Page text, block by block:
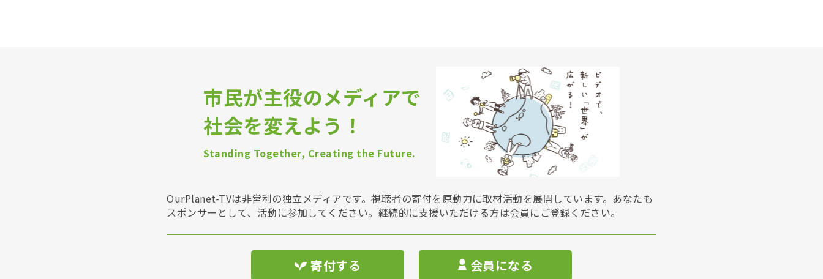
市民が主役のメディアで
社会を変えよう！
Standing Together, Creating the Future.
OurPlanet-TVは非営利の独立メディアです。視聴者の寄付を原動力に取材活動を展開しています。あなたも
スポンサーとして、活動に参加してください。継続的に支援いただける方は会員にご登録ください。
寄付する 会員になる